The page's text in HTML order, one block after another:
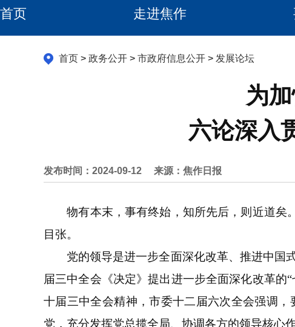
首页 走进焦作
首页 > 政务公开 > 市政府信息公开 > 发展论坛
为
六论深入
发布时间：2024-09-12 来源：焦作日报
物有本末，事有终始，知所先后，则近道矣。
目张。
党的领导是进一步全面深化改革、推进中国式
届三中全会《决定》提出进一步全面深化改革的
十届三中全会精神，市委十二届六次全会强调
党，充分发挥党总揽全局、协调各方的领导核心